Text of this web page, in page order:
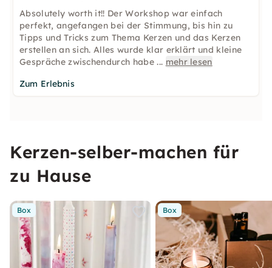
Absolutely worth it!! Der Workshop war einfach
perfekt, angefangen bei der Stimmung, bis hin zu
Tipps und Tricks zum Thema Kerzen und das Kerzen
erstellen an sich. Alles wurde klar erklärt und kleine
Gespräche zwischendurch habe... mehr lesen
Zum Erlebnis
Kerzen-selber-machen für
zu Hause
Box Box